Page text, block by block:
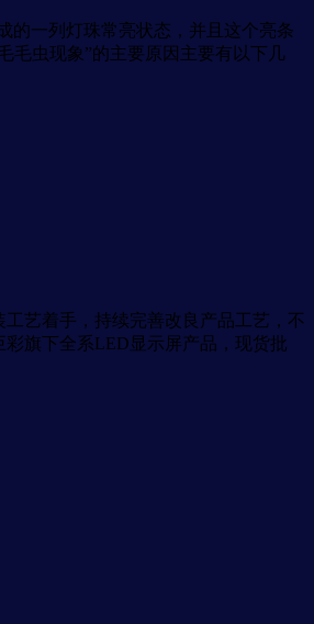
一列灯珠常亮状态，并且这个亮条
毛虫现象”的主要原因主要有以下几
艺着手，持续完善改良产品工艺，不
旗下全系LED显示屏产品，现货批